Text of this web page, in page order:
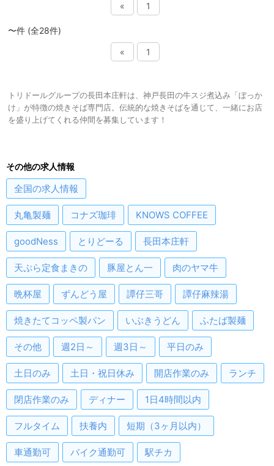
« 1
〜件 (全28件)
« 1
トリドールグループの長田本庄軒は、神戸長田の牛スジ煮込み「ぼっか
け」が特徴の焼きそば専門店。伝統的な焼きそばを通じて、一緒にお店
を盛り上げてくれる仲間を募集しています！
その他の求人情報
全国の求人情報
丸亀製麺 コナズ珈琲 KNOWS COFFEE
goodNess とりどーる 長田本庄軒
天ぷら定食まきの 豚屋とん一 肉のヤマ牛
晩杯屋 ずんどう屋 譚仔三哥 譚仔麻辣湯
焼きたてコッペ製パン いぶきうどん ふたば製麺
その他 週2日～ 週3日～ 平日のみ
土日のみ 土日・祝日休み 開店作業のみ ランチ
閉店作業のみ ディナー 1日4時間以内
フルタイム 扶養内 短期（3ヶ月以内）
車通勤可 バイク通勤可 駅チカ